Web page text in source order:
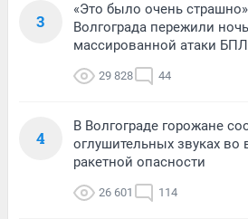
3
«Это было очень
Волгограда пережили
массированной атаки
29 828 44
4
В Волгограде горожане
оглушительных звуках во
ракетной опасности
26 601 114